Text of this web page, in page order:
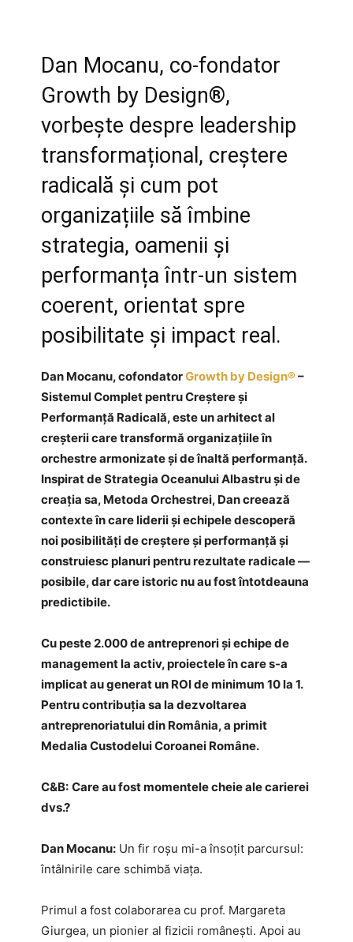
Dan Mocanu, co-fondator
Growth by Design®,
vorbește despre leadership
transformațional, creștere
radicală și cum pot
organizațiile să îmbine
strategia, oamenii și
performanța într-un sistem
coerent, orientat spre
posibilitate și impact real.
Dan Mocanu, cofondatorGrowth by Design®–
Sistemul Complet pentru Creștere și
Performanță Radicală, este un arhitect al
creșterii care transformă organizațiile în
orchestre armonizate și de înaltă performanță.
Inspirat de Strategia Oceanului Albastru și de
creația sa, Metoda Orchestrei, Dan creează
contexte în care liderii și echipele descoperă
noi posibilități de creștere și performanță și
construiesc planuri pentru rezultate radicale —
posibile, dar care istoric nu au fost întotdeauna
predictibile.
Cu peste 2.000 de antreprenori și echipe de
management la activ, proiectele în care s-a
implicat au generat un ROI de minimum 10 la 1.
Pentru contribuția sa la dezvoltarea
antreprenoriatului din România, a primit
Medalia Custodelui Coroanei Române.
C&B: Care au fost momentele cheie ale carierei
dvs.?
Dan Mocanu: Un fir roșu mi-a însoțit parcursul:
întâlnirile care schimbă viața.
Primul a fost colaborarea cu prof. Margareta
Giurgea, un pionier al fizicii românești. Apoi au